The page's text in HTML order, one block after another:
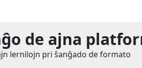
de ajna
lernilojn pri ŝanĝado de formato